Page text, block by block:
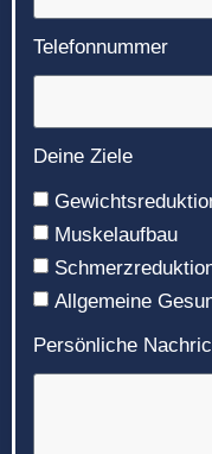
Telefonnummer
Deine Ziele
Muskelaufbau
Allgemeine
Persönliche